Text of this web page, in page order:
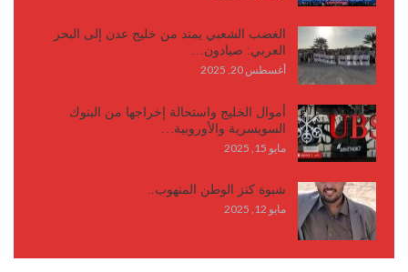
الغضب الشعبي يمتد من خليج عدن إلى البحر
العربي: صيادون…
أغسطس 20, 2025
أموال الخليج واستحالة إخراجها من البنوك
السويسرية والأوروبية…
مايو 15, 2025
شبوة كنز الوطن المنهوب..
مايو 12, 2025